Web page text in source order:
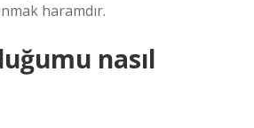
haramdır.
nasıl